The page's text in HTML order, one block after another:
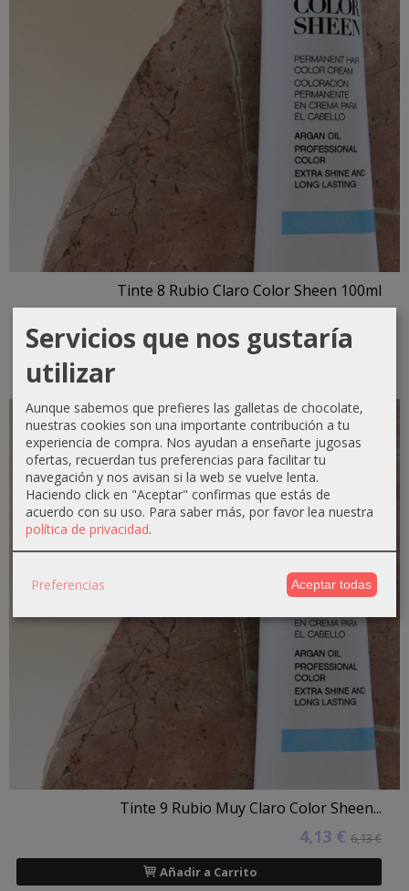
Tinte 8 Rubio Claro Color Sheen 100ml
Añadir a Carrito
Tinte 9 Rubio Muy Claro Color Sheen...
4,13 € 6,13 €
Añadir a Carrito
Servicios que nos gustaría
utilizar
Aunque sabemos que prefieres las galletas de chocolate,
nuestras cookies son una importante contribución a tu
experiencia de compra. Nos ayudan a enseñarte jugosas
ofertas, recuerdan tus preferencias para facilitar tu
navegación y nos avisan si la web se vuelve lenta.
Haciendo click en "Aceptar" confirmas que estás de
acuerdo con su uso. Para saber más, por favor lea nuestra
política de privacidad.
Preferencias Aceptar todas